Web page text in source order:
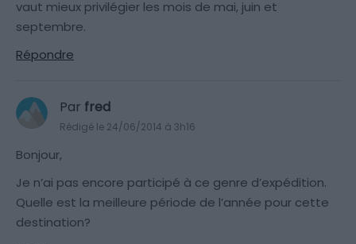
vaut mieux privilégier les mois de mai, juin et
septembre.
Répondre
Par fred
Rédigé le 24/06/2014 à 3h16
Bonjour,
Je n’ai pas encore participé à ce genre d’expédition.
Quelle est la meilleure période de l’année pour cette
destination?